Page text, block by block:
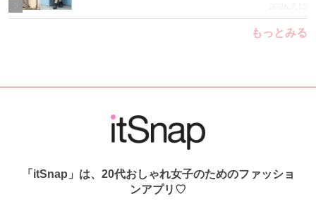
2026.7.15
もっとみる
「itSnap」は、20代おしゃれ女子のためのファッショ
ンアプリ♡